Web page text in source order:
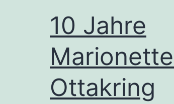
10 Jahre
Ottakring